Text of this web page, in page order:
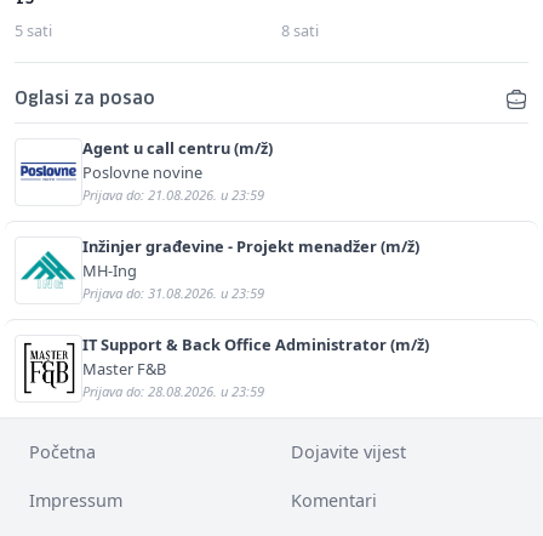
5 sati 8 sati
Oglasi za posao
Agent u call centru (m/ž)
Poslovne novine
Prijava do: 21.08.2026. u 23:59
Inžinjer građevine - Projekt menadžer (m/ž)
MH-Ing
Prijava do: 31.08.2026. u 23:59
IT Support & Back Office Administrator (m/ž)
Master F&B
Prijava do: 28.08.2026. u 23:59
Početna Dojavite vijest
Impressum Komentari